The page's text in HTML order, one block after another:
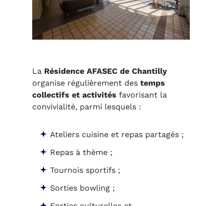
La Résidence AFASEC de Chantilly
organise régulièrement des temps
collectifs et activités favorisant la
convivialité, parmi lesquels :
Ateliers cuisine et repas partagés ;
Repas à thème ;
Tournois sportifs ;
Sorties bowling ;